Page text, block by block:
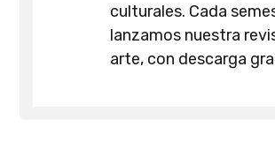
culturales. Cada
lanzamos nuestra
arte, con descarga